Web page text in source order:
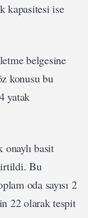
kapasitesi ise
belgesine
konusu bu
yatak
onaylı basit
Bu
oda sayısı 2
22 olarak tespit